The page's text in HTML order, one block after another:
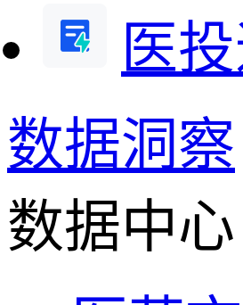
医
数据洞察
数据中心